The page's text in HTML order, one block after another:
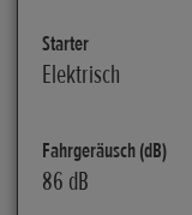
Starter
Elektrisch
Fahrgeräusch (dB)
86 dB